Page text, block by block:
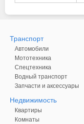
Транспорт
Автомобили
Мототехника
Спецтехника
Водный транспорт
Запчасти и аксессуары
Недвижимость
Квартиры
Комнаты